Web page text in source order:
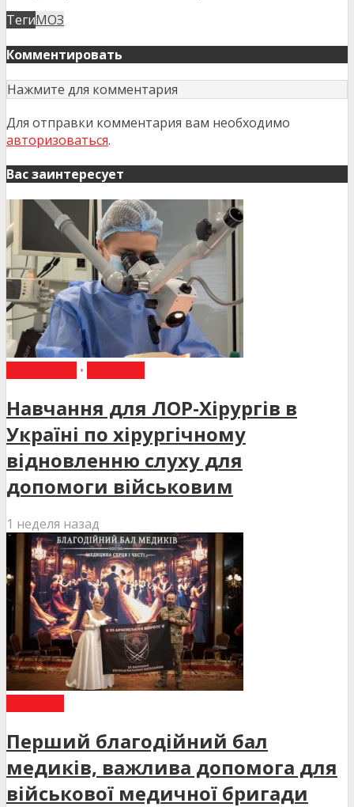
ТегиМОЗ
Комментировать
Нажмите для комментария
Для отправки комментария вам необходимо
авторизоваться.
Вас заинтересует
•
Навчання для ЛОР-Хірургів в
Україні по хірургічному
відновленню слуху для
допомоги військовим
1 неделя назад
Перший благодійний бал
медиків, важлива допомога для
військової медичної бригади